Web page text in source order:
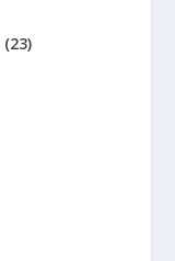
(23)